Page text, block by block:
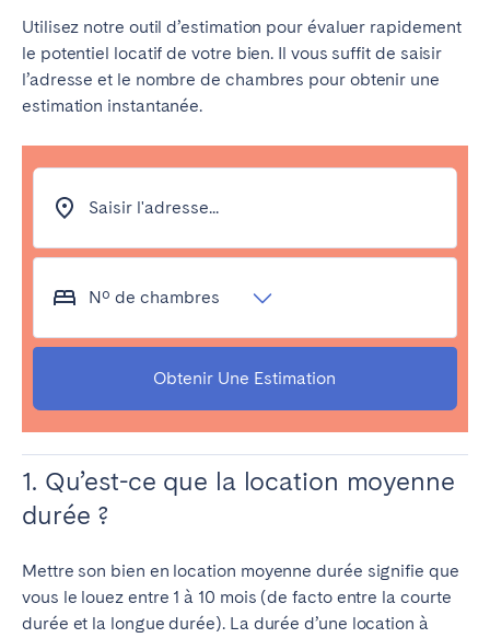
Utilisez notre outil d’estimation pour évaluer rapidement
le potentiel locatif de votre bien. Il vous suffit de saisir
l’adresse et le nombre de chambres pour obtenir une
estimation instantanée.
Saisir l'adresse...
Nº de chambres
Obtenir Une Estimation
1. Qu’est-ce que la location moyenne
durée ?
Mettre son bien en location moyenne durée signifie que
vous le louez entre 1 à 10 mois (de facto entre la courte
durée et la longue durée). La durée d’une location à
Dubaï
ROYAUME-UNI
ANGLETERRE
Bristol
Londres
Manchester
SCOTLAND
Edinburgh
WALES
Cardiff
PORTUGAL
Beja
Braga
Coimbra
Évora